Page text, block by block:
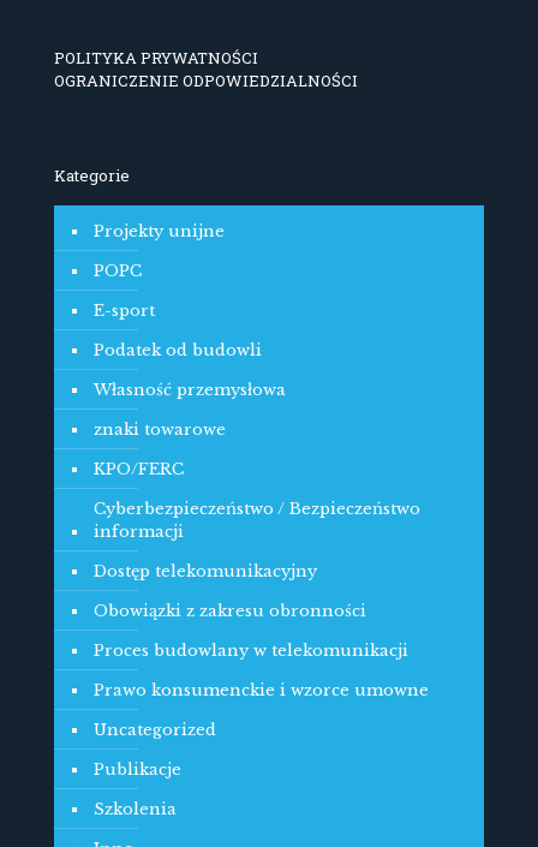
POLITYKA PRYWATNOŚCI
OGRANICZENIE ODPOWIEDZIALNOŚCI
Kategorie
Projekty unijne
POPC
E-sport
Podatek od budowli
Własność przemysłowa
znaki towarowe
KPO/FERC
Cyberbezpieczeństwo / Bezpieczeństwo
informacji
Dostęp telekomunikacyjny
Obowiązki z zakresu obronności
Proces budowlany w telekomunikacji
Prawo konsumenckie i wzorce umowne
Uncategorized
Publikacje
Szkolenia